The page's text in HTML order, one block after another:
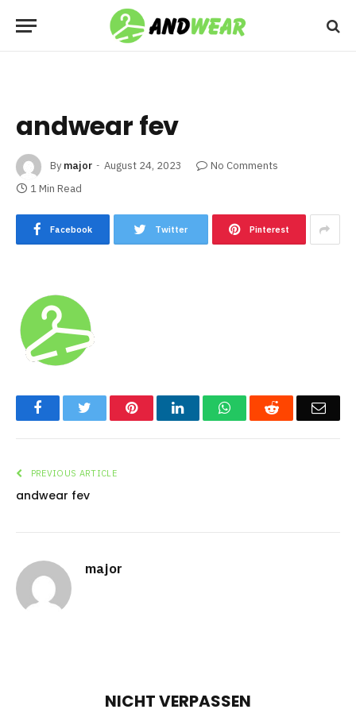
andwear fev
By major August 24, 2023
No Comments
1 Min Read
Facebook Twitter Pinterest
FacebookTwitter PinterestLinkedInWhatsAppReddit
PREVIOUS ARTICLE
andwear fev
major
NICHT VERPASSEN